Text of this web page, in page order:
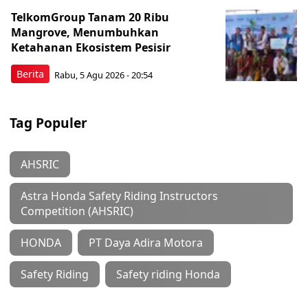
Berita
TelkomGroup Tanam 20 Ribu
Mangrove, Menumbuhkan
Ketahanan Ekosistem Pesisir
Rabu, 5 Agu 2026 - 20:54
Tag Populer
AHSRIC
Astra Honda Safety Riding Instructors
Competition (AHSRIC)
HONDA PT Daya Adira Motora
Safety Riding Safety riding Honda